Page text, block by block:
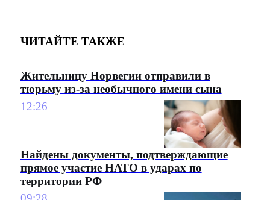
ЧИТАЙТЕ ТАКЖЕ
Жительницу Норвегии отправили в
тюрьму из-за необычного имени сына
12:26
Найдены документы, подтверждающие
прямое участие НАТО в ударах по
территории РФ